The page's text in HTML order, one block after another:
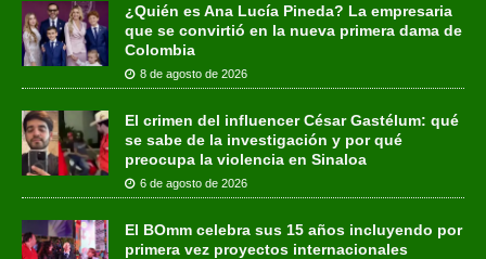
¿Quién es Ana Lucía Pineda? La empresaria
que se convirtió en la nueva primera dama de
Colombia
8 de agosto de 2026
El crimen del influencer César Gastélum: qué
se sabe de la investigación y por qué
preocupa la violencia en Sinaloa
6 de agosto de 2026
El BOmm celebra sus 15 años incluyendo por
primera vez proyectos internacionales